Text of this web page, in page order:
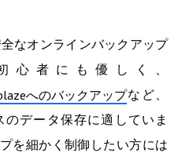
なオンラインバックアップ
心者にも優しく、
へのバックアップなど、
データ保存に適していま
を細かく制御したい方には